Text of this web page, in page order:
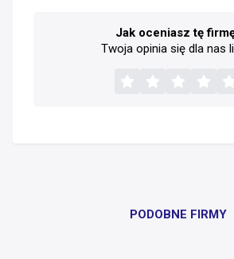
Jak oceniasz tę
Twoja opinia się dla nas
PODOBNE FIRMY